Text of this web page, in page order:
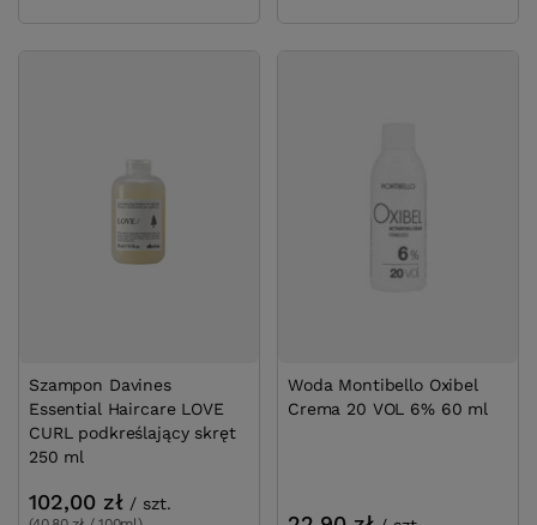
Szampon Davines
Essential Haircare LOVE
CURL podkreślający skręt
250 ml
102,00 zł / szt.
Woda Montibello Oxibel
Crema 20 VOL 6% 60 ml